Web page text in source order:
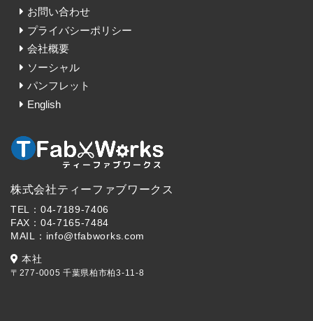
お問い合わせ
プライバシーポリシー
会社概要
ソーシャル
パンフレット
English
株式会社ティーファブワークス
TEL：04-7189-7406
FAX：04-7165-7484
MAIL：info@tfabworks.com
本社
〒277-0005 千葉県柏市柏3-11-8